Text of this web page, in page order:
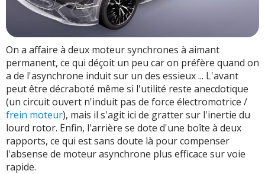
On a affaire à deux moteur synchrones à aimant
permanent, ce qui déçoit un peu car on préfère quand on
a de l'asynchrone induit sur un des essieux ... L'avant
peut être décraboté même si l'utilité reste anecdotique
(un circuit ouvert n'induit pas de force électromotrice /
frein moteur), mais il s'agit ici de gratter sur l'inertie du
lourd rotor. Enfin, l'arrière se dote d'une boîte à deux
rapports, ce qui est sans doute là pour compenser
l'absense de moteur asynchrone plus efficace sur voie
rapide.